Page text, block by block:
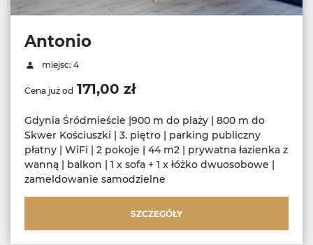
Antonio
miejsc: 4
Cena już od 171,00 zł
Gdynia Śródmieście |900 m do plaży | 800 m do
Skwer Kościuszki | 3. piętro | parking publiczny
płatny | WiFi | 2 pokoje | 44 m2 | prywatna łazienka z
wanną | balkon | 1 x sofa + 1 x łóżko dwuosobowe |
zameldowanie samodzielne
SZCZEGÓŁY